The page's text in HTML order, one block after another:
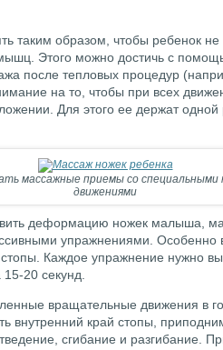
таким образом, чтобы ребенок
Этого можно достичь с
после тепловых процедур
на то, чтобы при всех
Для этого ее держат одной
массажные приемы со специальными
движениями
деформацию ножек малыша,
упражнениями. Особенно
Каждое упражнение нужно
20 секунд.
вращательные движения в
внутренний край стопы,
сгибание и разгибание.